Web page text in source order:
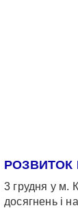
РОЗВИТОК
3 грудня у м.
досягнень і